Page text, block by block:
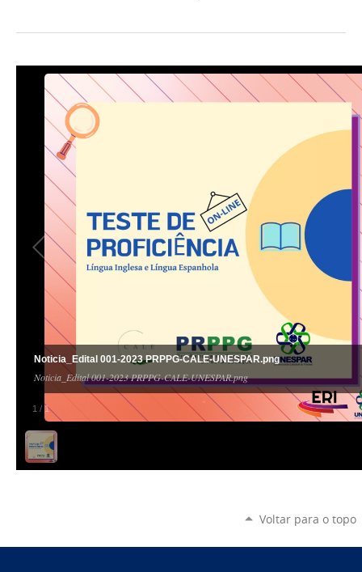
1 / 1
Noticia_Edital 001-2023 PRPPG-CALE-UNESPAR.png
Noticia_Edital 001-2023 PRPPG-CALE-UNESPAR.png
Voltar para o topo